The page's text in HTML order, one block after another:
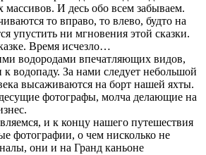
массивов. И десь обо всем забываем.
то вправо, то влево, будто на
упустить ни мгновения этой сказки.
Время исчезло…
водородами впечатляющих видов,
водопаду. За нами следует небольшой
высаживаются на борт нашей яхты.
фотографы, молча делающие на
и к концу нашего путешествия
фотографии, о чем нисколько не
они и на Гранд каньоне